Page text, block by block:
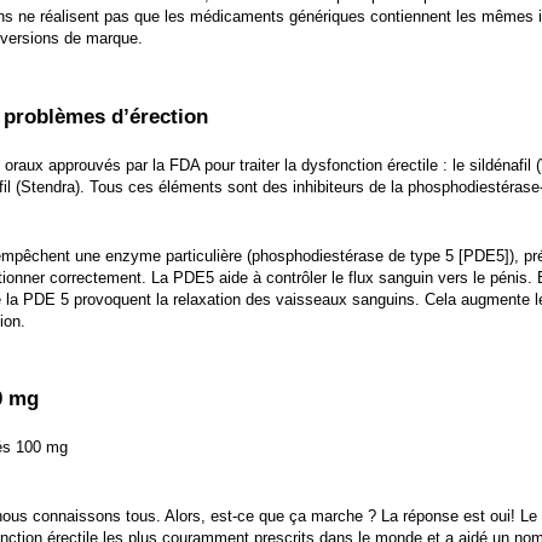
ne réalisent pas que les médicaments génériques contiennent les
de marque.
d’érection
approuvés par la FDA pour traiter la dysfonction érectile : le sildénafil
(Stendra). Tous ces éléments sont des inhibiteurs de la
une enzyme particulière (phosphodiestérase de type 5 [PDE5]),
correctement. La PDE5 aide à contrôler le flux sanguin vers le pénis.
PDE 5 provoquent la relaxation des vaisseaux sanguins. Cela augmente
mg
100 mg
connaissons tous. Alors, est-ce que ça marche ? La réponse est oui! Le
érectile les plus couramment prescrits dans le monde et a aidé un